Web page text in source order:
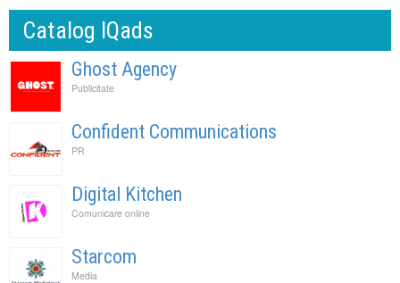
Catalog IQads
Ghost Agency
Publicitate
Confident Communications
PR
Digital Kitchen
Comunicare online
Starcom
Media